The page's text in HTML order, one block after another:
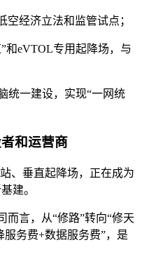
空经济立法和监管试点；
和eVTOL专用起降场，与
统一建设，实现“一网统
和运营商
、垂直起降场，正在成为
建。
而言，从“修路”转向“修天
服务费+数据服务费”，是